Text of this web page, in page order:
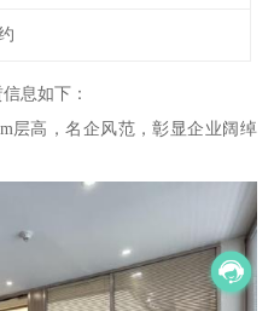
息如下：
层高，名企风范，彰显企业阔绰